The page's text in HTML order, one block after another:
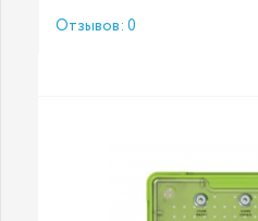
Отзывов: 0